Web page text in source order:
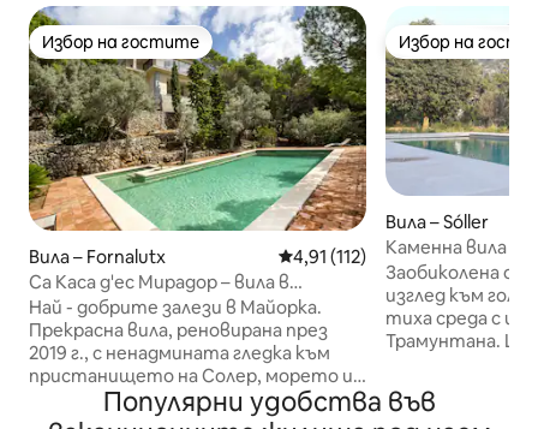
Избор на гостите
Избор на гостите
Вила – Fornalutx Средна оценка: 4,91 от 5,
4,91 (112)
Са Каса д'ес Мирадор – вила в
долината Солер – Стун
Най - добрите залези в Майорка.
Прекрасна вила, реновирана през
2019 г., с ненадмината гледка към
пристанището на Солер, морето и
планините. Къщата е изолирана (без
съседи), но само на 5 минути с кола
Избор на
Избор на
Вила – Sóller
Каменна вила с
планината и
Заобиколена от
изглед към
тиха среда с
Трамунтана.
се радва на
което включва
Популярни удобства във